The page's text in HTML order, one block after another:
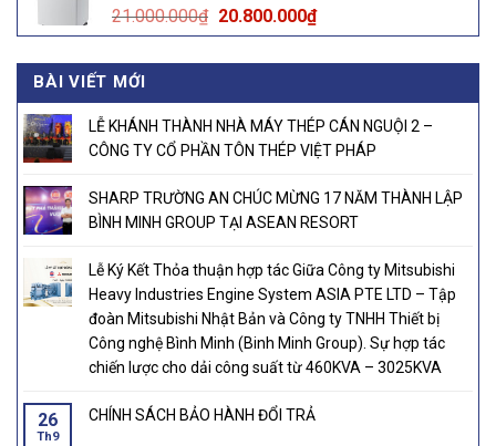
21.000.000₫ Original
price
was:
20.800.000₫Current
price
is:
BÀI VIẾT MỚI
LỄ KHÁNH THÀNH NHÀ MÁY THÉP CÁN NGUỘI 2 –
CÔNG TY CỔ PHẦN TÔN THÉP VIỆT PHÁP
SHARP TRƯỜNG AN CHÚC MỪNG 17 NĂM THÀNH LẬP
BÌNH MINH GROUP TẠI ASEAN RESORT
Lễ Ký Kết Thỏa thuận hợp tác Giữa Công ty Mitsubishi
Heavy Industries Engine System ASIA PTE LTD – Tập
đoàn Mitsubishi Nhật Bản và Công ty TNHH Thiết bị
Công nghệ Bình Minh (Binh Minh Group). Sự hợp tác
chiến lược cho dải công suất từ 460KVA – 3025KVA
26
Th9
CHÍNH SÁCH BẢO HÀNH ĐỔI TRẢ